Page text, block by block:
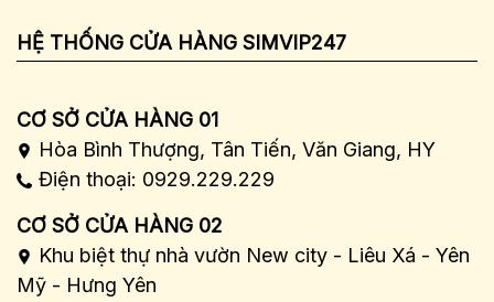
HỆ THỐNG CỬA HÀNG SIMVIP247
CƠ SỞ CỬA HÀNG 01
Hòa Bình Thượng, Tân Tiến, Văn Giang, HY
Điện thoại: 0929.229.229
CƠ SỞ CỬA HÀNG 02
Khu biệt thự nhà vườn New city - Liêu Xá - Yên
Mỹ - Hưng Yên